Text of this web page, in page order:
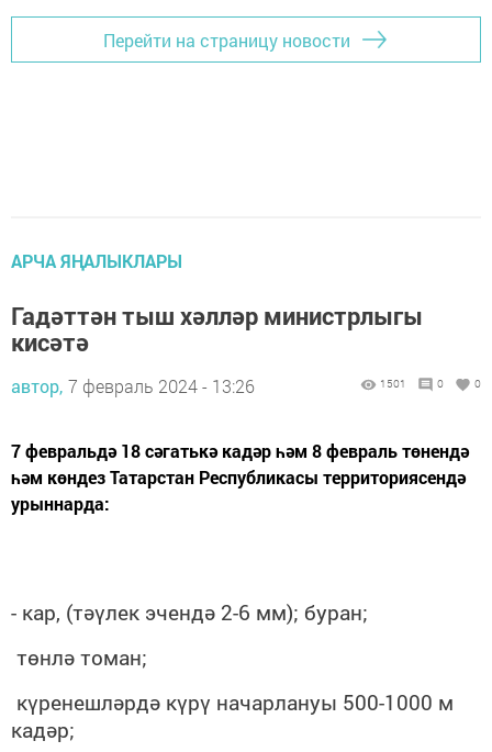
Перейти на страницу новости
АРЧА ЯҢАЛЫКЛАРЫ
Гадәттән тыш хәлләр министрлыгы
кисәтә
автор, 7 февраль 2024 - 13:26 1501 0 0
7 февральдә 18 сәгатькә кадәр һәм 8 февраль төнендә
һәм көндез Татарстан Республикасы территориясендә
урыннарда:
- кар, (тәүлек эчендә 2-6 мм); буран;
төнлә томан;
күренешләрдә күрү начарлануы 500-1000 м
кадәр;